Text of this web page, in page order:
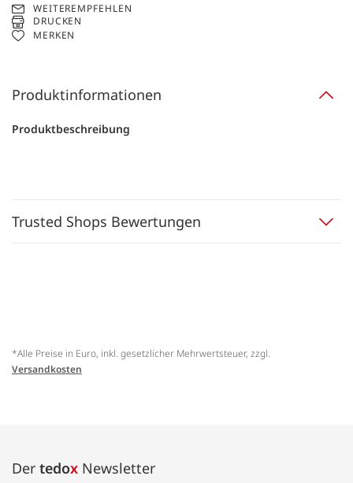
WEITEREMPFEHLEN
DRUCKEN
MERKEN
Produktinformationen
Produktbeschreibung
Trusted Shops Bewertungen
*Alle Preise in Euro, inkl. gesetzlicher Mehrwertsteuer, zzgl.
Versandkosten
Der tedox Newsletter